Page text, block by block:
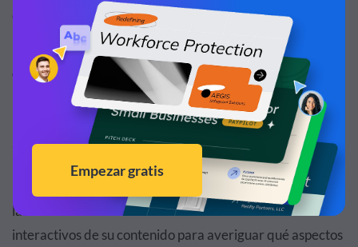
que contribuye a mejorar sus métricas SEO.
Recopile más información sobre su público
objetivo
Por último, el contenido interactivo tiene la ventaja de
ayudarle a conocer mejor a sus clientes y leads.
Por ejemplo, puede realizar un seguimiento de los clics y
las interacciones con cada uno de los elementos
interactivos de su contenido para averiguar qué aspectos